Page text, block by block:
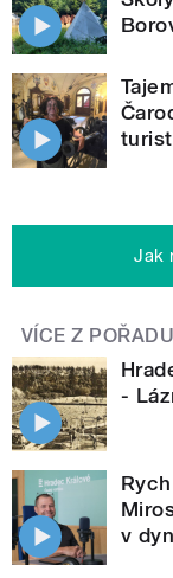
Jak
VÍCE Z POŘADU
-
v